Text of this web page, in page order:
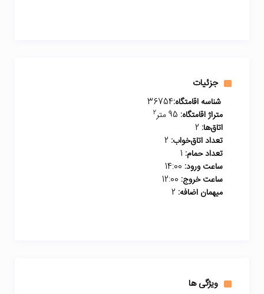
جزئیات
شناسه اقامتگاه:36754
متراژ اقامتگاه:
2
اتاق‌ها:
تعداد اتاق‌خواب:
تعداد حمام:
ساعت ورود:
ساعت خروج:
میهمان اضافه:
ویژگی ها